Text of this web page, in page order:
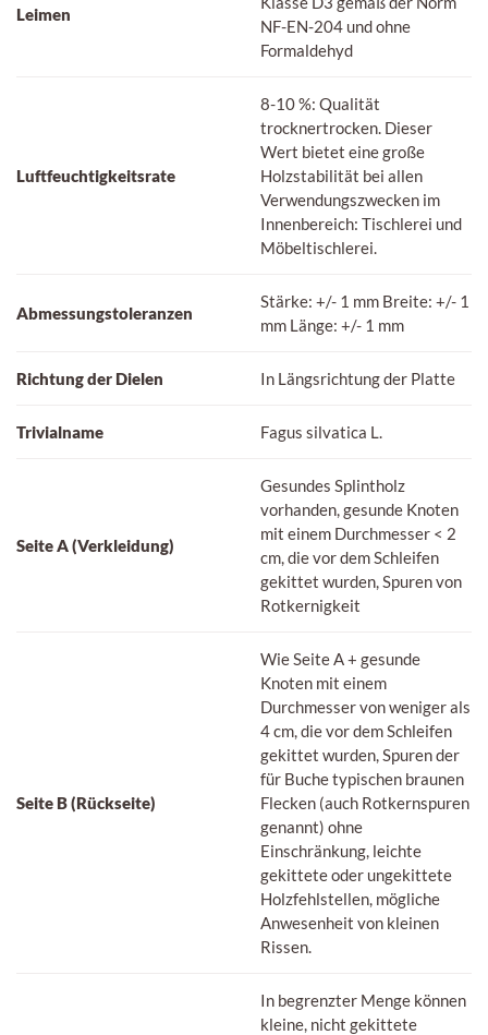
Leimen
NF-EN-204 und ohne
Formaldehyd
Luftfeuchtigkeitsrate
8-10 %: Qualität
trocknertrocken. Dieser
Wert bietet eine große
Holzstabilität bei allen
Verwendungszwecken im
Innenbereich: Tischlerei und
Möbeltischlerei.
Abmessungstoleranzen
Stärke: +/- 1 mm Breite: +/- 1
mm Länge: +/- 1 mm
Richtung der Dielen In Längsrichtung der Platte
Trivialname Fagus silvatica L.
Seite A (Verkleidung)
Gesundes Splintholz
vorhanden, gesunde Knoten
mit einem Durchmesser < 2
cm, die vor dem Schleifen
gekittet wurden, Spuren von
Rotkernigkeit
Seite B (Rückseite)
Wie Seite A + gesunde
Knoten mit einem
Durchmesser von weniger als
4 cm, die vor dem Schleifen
gekittet wurden, Spuren der
für Buche typischen braunen
Flecken (auch Rotkernspuren
genannt) ohne
Einschränkung, leichte
gekittete oder ungekittete
Holzfehlstellen, mögliche
Anwesenheit von kleinen
Rissen.
In begrenzter Menge können
kleine, nicht gekittete